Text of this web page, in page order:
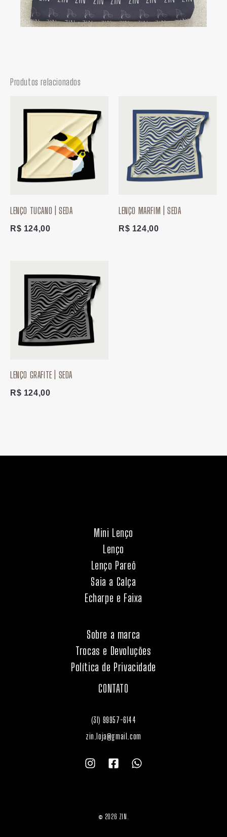
Produtos relacionados
LENÇO TUCANO | SEDA
R$ 124,00
LENÇO MARFIM | SEDA
R$ 124,00
LENÇO GRAFITE | SEDA
R$ 124,00
Mini Lenço
Lenço
Lenço Pareô
Saia a Calça
Echarpe e Faixa
Sobre a marca
Trocas e Devoluções
Política de Privacidade
CONTATO
(31) 99957-6144
zin.loja@gmail.com
© 2026 ZIN.